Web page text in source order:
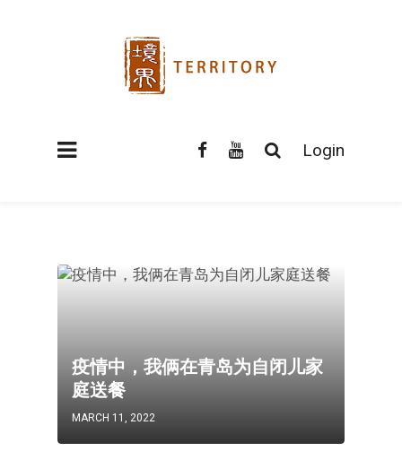
Login
疫情中，我俩在青岛为自闭儿家
庭送餐
MARCH 11, 2022